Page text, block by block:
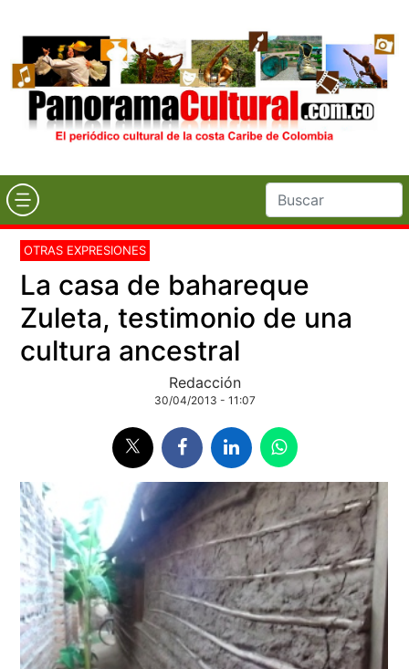
OTRAS EXPRESIONES
La casa de bahareque
Zuleta, testimonio de una
cultura ancestral
Redacción
30/04/2013 - 11:07